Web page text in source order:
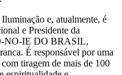
e, atualmente, é
e Presidente da
NO-IE DO BRASIL,
É responsável por uma
tiragem de mais de 100